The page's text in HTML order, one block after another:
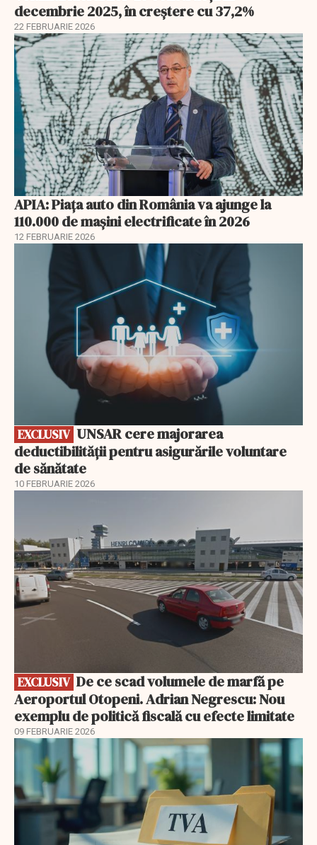
decembrie 2025, în creștere cu 37,2%
22 FEBRUARIE 2026
APIA: Piața auto din România va ajunge la
110.000 de mașini electrificate în 2026
12 FEBRUARIE 2026
EXCLUSIV
EXCLUSIV
deductibilității pentru asigurările voluntare
de sănătate
10 FEBRUARIE 2026
EXCLUSIV
Aeroportul Otopeni. Adrian Negrescu: Nou
exemplu de politică fiscală cu efecte limitate
09 FEBRUARIE 2026